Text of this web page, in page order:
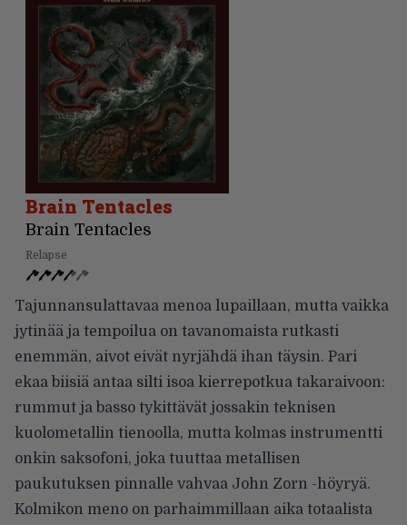
Brain Tentacles
Brain Tentacles
Relapse
Tajunnansulattavaa menoa lupaillaan, mutta vaikka
jytinää ja tempoilua on tavanomaista rutkasti
enemmän, aivot eivät nyrjähdä ihan täysin. Pari
ekaa biisiä antaa silti isoa kierrepotkua takaraivoon:
rummut ja basso tykittävät jossakin teknisen
kuolometallin tienoolla, mutta kolmas instrumentti
onkin saksofoni, joka tuuttaa metallisen
paukutuksen pinnalle vahvaa John Zorn -höyryä.
Kolmikon meno on parhaimmillaan aika totaalista